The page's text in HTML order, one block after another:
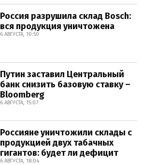
Россия разрушила склад Bosch:
вся продукция уничтожена
6 АВГУСТА, 10:50
Путин заставил Центральный
банк снизить базовую ставку –
Bloomberg
6 АВГУСТА, 15:07
Россияне уничтожили склады с
продукцией двух табачных
гигантов: будет ли дефицит
6 АВГУСТА, 18:04